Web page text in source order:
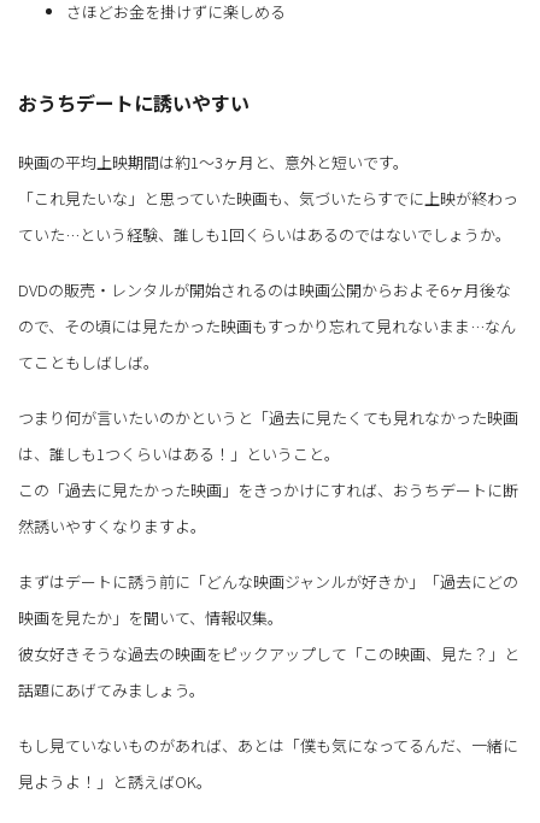
さほどお金を掛けずに楽しめる
おうちデートに誘いやすい
映画の平均上映期間は約1～3ヶ月と、意外と短いです。
「これ見たいな」と思っていた映画も、気づいたらすでに上映が終わっ
ていた…という経験、誰しも1回くらいはあるのではないでしょうか。
DVDの販売・レンタルが開始されるのは映画公開からおよそ6ヶ月後な
ので、その頃には見たかった映画もすっかり忘れて見れないまま…なん
てこともしばしば。
つまり何が言いたいのかというと「過去に見たくても見れなかった映画
は、誰しも1つくらいはある！」ということ。
この「過去に見たかった映画」をきっかけにすれば、おうちデートに断
然誘いやすくなりますよ。
まずはデートに誘う前に「どんな映画ジャンルが好きか」「過去にどの
映画を見たか」を聞いて、情報収集。
彼女好きそうな過去の映画をピックアップして「この映画、見た？」と
話題にあげてみましょう。
もし見ていないものがあれば、あとは「僕も気になってるんだ、一緒に
見ようよ！」と誘えばOK。